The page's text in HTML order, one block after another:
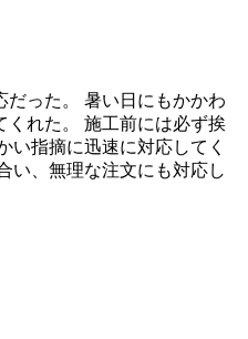
った。 暑い日にもかかわ
くれた。 施工前には必ず挨
い指摘に迅速に対応してく
い、無理な注文にも対応し